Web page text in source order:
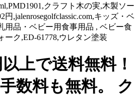
クラフト木の実,木製ソー
,jalenrosegolfclassic.com,キッズ・ベ
用品・ベビー用食事用品 , ベビー食
ーク,ED-61778,ウレタン塗装
上で送料無料！
数料も無料。 ク